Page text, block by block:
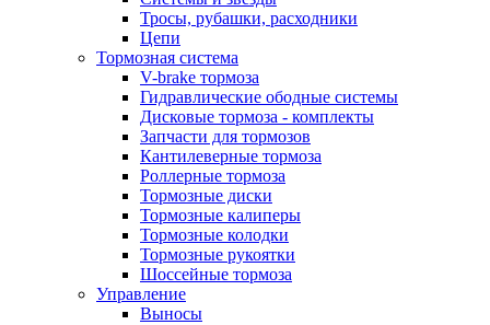
Тросы, рубашки, расходники
Цепи
Тормозная система
V-brake тормоза
Гидравлические ободные системы
Дисковые тормоза - комплекты
Запчасти для тормозов
Кантилеверные тормоза
Роллерные тормоза
Тормозные диски
Тормозные калиперы
Тормозные колодки
Тормозные рукоятки
Шоссейные тормоза
Управление
Выносы